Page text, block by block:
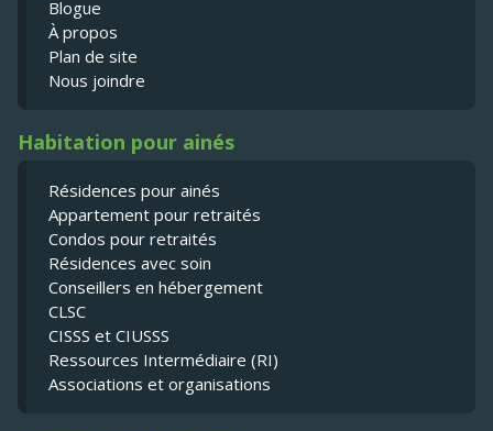
Blogue
À propos
Plan de site
Nous joindre
Habitation pour ainés
Résidences pour ainés
Appartement pour retraités
Condos pour retraités
Résidences avec soin
Conseillers en hébergement
CLSC
CISSS et CIUSSS
Ressources Intermédiaire (RI)
Associations et organisations